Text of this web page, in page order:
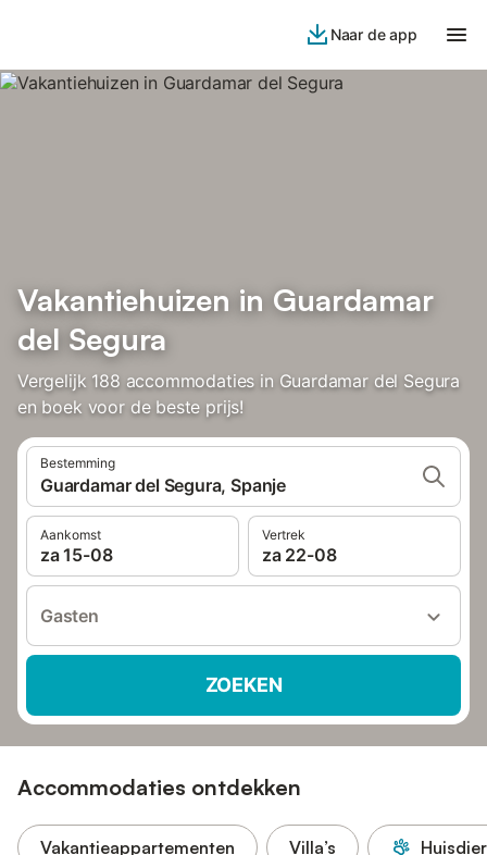
Naar de app
Vakantiehuizen in Guardamar
del Segura
Vergelijk 188 accommodaties in Guardamar del Segura
en boek voor de beste prijs!
Bestemming
Guardamar del Segura, Spanje
Aankomst
za 15-08
Vertrek
za 22-08
Gasten
ZOEKEN
Accommodaties ontdekken
Vakantieappartementen Villa’s